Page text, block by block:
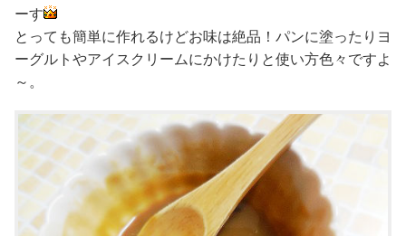
ーす
とっても簡単に作れるけどお味は絶品！パンに塗ったりヨ
ーグルトやアイスクリームにかけたりと使い方色々ですよ
～。